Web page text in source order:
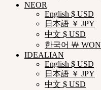
NEOR
English $ USD
日本語 ￥ JPY
中文 $ USD
한국어 ￦ WON
IDEALIAN
English $ USD
日本語 ￥ JPY
中文 $ USD